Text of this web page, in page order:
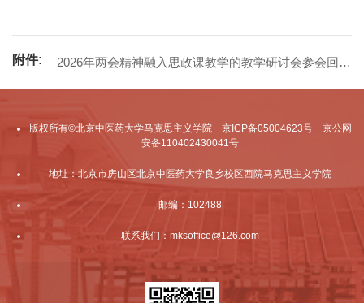
附件:
2026年两会精神融入思政课教学的教学研讨会参会回
版权所有©北京中医药大学马克思主义学院 京ICP备05004623号 京公网
安备110402430041号
地址：北京市房山区北京中医药大学良乡校区西院马克思主义学院
邮编：102488
联系我们：mksoffice@126.com